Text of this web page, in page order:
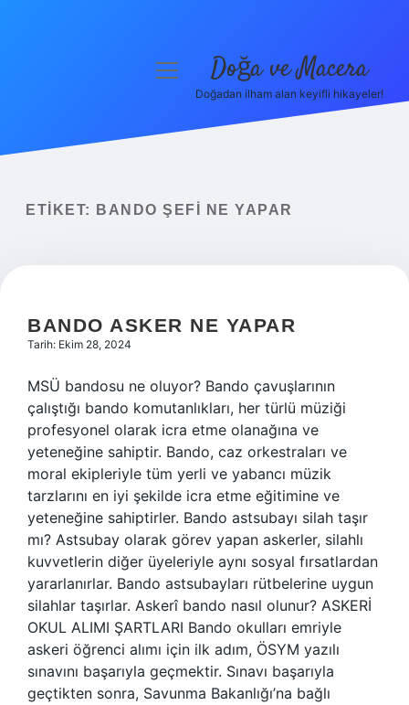
Yasal Uyarı
menüyü Doğa ve Macera
Doğadan ilham alan keyifli hikayeler!
ETIKET: BANDO ŞEFI NE YAPAR
BANDO ASKER NE YAPAR
Tarih: Ekim 28, 2024
MSÜ bandosu ne oluyor? Bando çavuşlarının
çalıştığı bando komutanlıkları, her türlü müziği
profesyonel olarak icra etme olanağına ve
yeteneğine sahiptir. Bando, caz orkestraları ve
moral ekipleriyle tüm yerli ve yabancı müzik
tarzlarını en iyi şekilde icra etme eğitimine ve
yeteneğine sahiptirler. Bando astsubayı silah taşır
mı? Astsubay olarak görev yapan askerler, silahlı
kuvvetlerin diğer üyeleriyle aynı sosyal fırsatlardan
yararlanırlar. Bando astsubayları rütbelerine uygun
silahlar taşırlar. Askerî bando nasıl olunur? ASKERİ
OKUL ALIMI ŞARTLARI Bando okulları emriyle
askeri öğrenci alımı için ilk adım, ÖSYM yazılı
sınavını başarıyla geçmektir. Sınavı başarıyla
geçtikten sonra, Savunma Bakanlığı’na bağlı